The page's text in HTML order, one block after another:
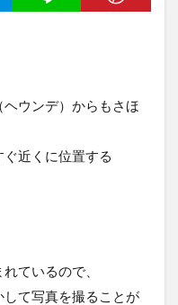
ウンデ）からもさほ
近くに位置する
ているので、
て写真を撮ることが